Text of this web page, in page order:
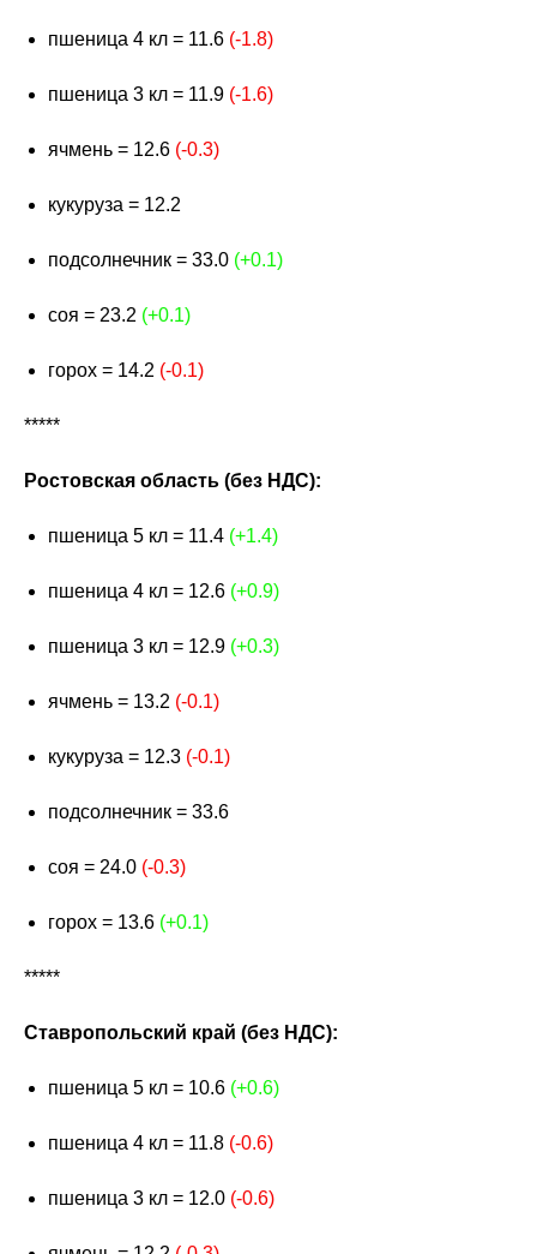
пшеница 4 кл = 11.6 (-1.8)
пшеница 3 кл = 11.9 (-1.6)
ячмень = 12.6 (-0.3)
кукуруза = 12.2
подсолнечник = 33.0 (+0.1)
соя = 23.2 (+0.1)
горох = 14.2 (-0.1)
*****
Ростовская область (без НДС):
пшеница 5 кл = 11.4 (+1.4)
пшеница 4 кл = 12.6 (+0.9)
пшеница 3 кл = 12.9 (+0.3)
ячмень = 13.2 (-0.1)
кукуруза = 12.3 (-0.1)
подсолнечник = 33.6
соя = 24.0 (-0.3)
горох = 13.6 (+0.1)
*****
Ставропольский край (без НДС):
пшеница 5 кл = 10.6 (+0.6)
пшеница 4 кл = 11.8 (-0.6)
пшеница 3 кл = 12.0 (-0.6)